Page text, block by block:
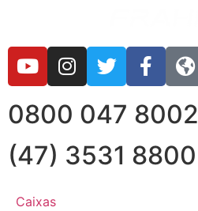
0800 047 8002
(47) 3531 8800
Caixas